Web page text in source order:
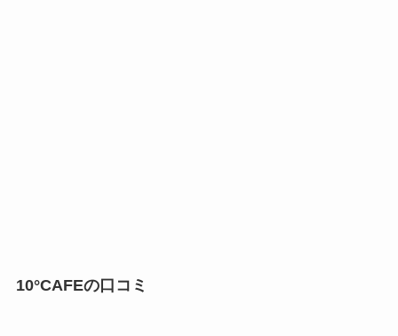
10°CAFEの口コミ